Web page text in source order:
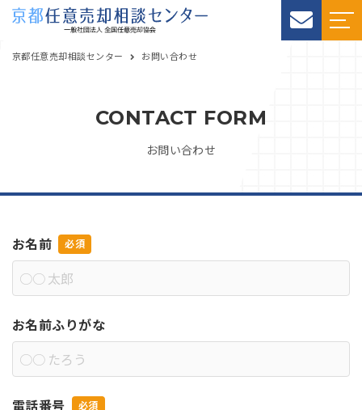
京都任意売却相談センター お問い合わせ
CONTACT FORM
お問い合わせ
お名前
お名前ふりがな
電話番号